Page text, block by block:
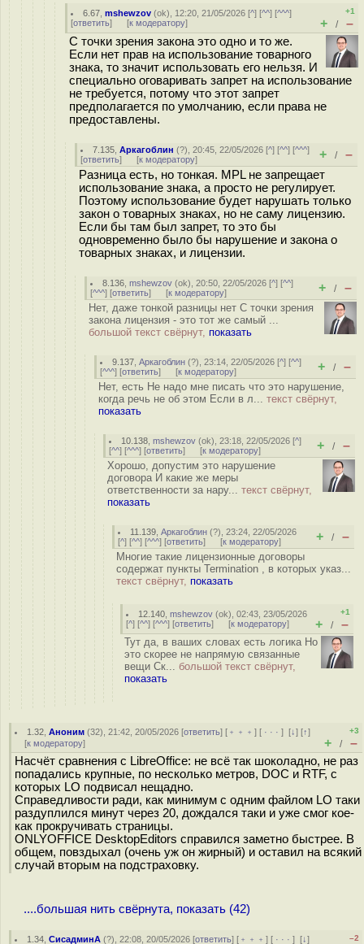
6.67 ,mshewzov (ok), 12:20, 21/05/2026 [^] [^^] [^^^]
[ответить] [к модератору]
+1
+ / –
С точки зрения закона это одно и то же.
Если нет прав на использование товарного
знака, то значит использовать его нельзя. И
специально оговаривать запрет на использование
не требуется, потому что этот запрет
предполагается по умолчанию, если права не
предоставлены.
7.135 ,Аркагоблин (?), 20:45, 22/05/2026 [^] [^^] [^^^]
[ответить] [к модератору] + / –
Разница есть, но тонкая. MPL не запрещает
использование знака, а просто не регулирует.
Поэтому использование будет нарушать только
закон о товарных знаках, но не саму лицензию.
Если бы там был запрет, то это бы
одновременно было бы нарушение и закона о
товарных знаках, и лицензии.
8.136 ,mshewzov (ok), 20:50, 22/05/2026 [^] [^^]
[^^^] [ответить] [к модератору] + / –
Нет, даже тонкой разницы нет С точки зрения
закона лицензия - это тот же самый ...
большой текст свёрнут, показать
9.137 ,Аркагоблин (?), 23:14, 22/05/2026 [^] [^^]
[^^^] [ответить] [к модератору] + / –
Нет, есть Не надо мне писать что это нарушение,
когда речь не об этом Если в л... текст свёрнут,
показать
10.138 ,mshewzov (ok), 23:18, 22/05/2026 [^]
[^^] [^^^] [ответить] [к модератору] + / –
Хорошо, допустим это нарушение
договора И какие же меры
ответственности за нару... текст свёрнут,
показать
11.139 ,Аркагоблин (?), 23:24, 22/05/2026
[^] [^^] [^^^] [ответить] [к модератору] + / –
Многие такие лицензионные договоры
содержат пункты Termination , в которых указ...
текст свёрнут, показать
12.140 ,mshewzov (ok), 02:43, 23/05/2026
[^] [^^] [^^^] [ответить] [к модератору]
+1
+ / –
Тут да, в ваших словах есть логика Но
это скорее не напрямую связанные
вещи Ск... большой текст свёрнут,
показать
1.32 ,Аноним (32), 21:42, 20/05/2026 [ответить] [ ﹢﹢﹢] [ · · ·][↓] [↑]
[к модератору]
+3
+ / –
Насчёт сравнения с LibreOffice: не всё так шоколадно, не раз
попадались крупные, по несколько метров, DOC и RTF, с
которых LO подвисал нещадно.
Справедливости ради, как минимум с одним файлом LO таки
раздуплился минут через 20, дождался таки и уже смог кое-
как прокручивать страницы.
ONLYOFFICE DesktopEditors справился заметно быстрее. В
общем, повздыхал (очень уж он жирный) и оставил на всякий
случай вторым на подстраховку.
....большая нить свёрнута, показать (42)
1.34 ,СисадминА (?), 22:08, 20/05/2026 [ответить] [ ﹢﹢﹢] [ · · ·][↓]
–2